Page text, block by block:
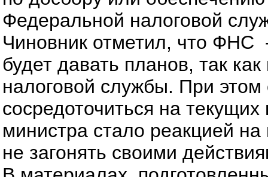
Федеральной налоговой
Чиновник отметил, что
будет давать планов, так
налоговой службы. При
сосредоточиться на
министра стало реакцией
не загонять своими